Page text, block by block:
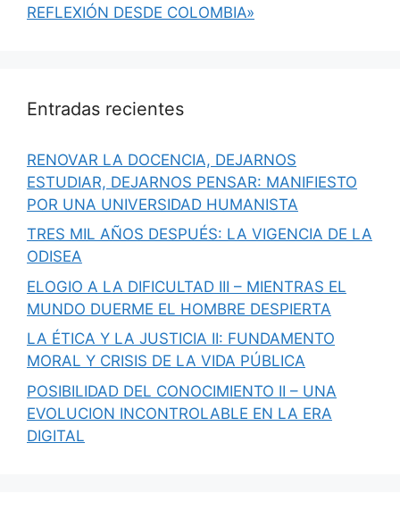
REFLEXIÓN DESDE COLOMBIA»
Entradas recientes
RENOVAR LA DOCENCIA, DEJARNOS
ESTUDIAR, DEJARNOS PENSAR: MANIFIESTO
POR UNA UNIVERSIDAD HUMANISTA
TRES MIL AÑOS DESPUÉS: LA VIGENCIA DE LA
ODISEA
ELOGIO A LA DIFICULTAD III – MIENTRAS EL
MUNDO DUERME EL HOMBRE DESPIERTA
LA ÉTICA Y LA JUSTICIA II: FUNDAMENTO
MORAL Y CRISIS DE LA VIDA PÚBLICA
POSIBILIDAD DEL CONOCIMIENTO II – UNA
EVOLUCION INCONTROLABLE EN LA ERA
DIGITAL